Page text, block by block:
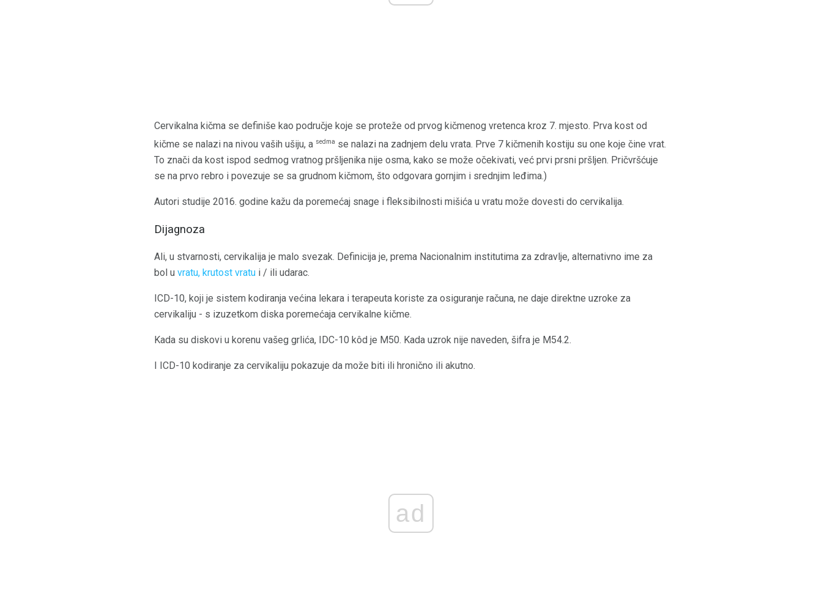
Cervikalna kičma se definiše kao područje koje se proteže od prvog kičmenog vretenca kroz 7. mjesto. Prva kost od
kičme se nalazi na nivou vaših ušiju, a sedma se nalazi na zadnjem delu vrata. Prve 7 kičmenih kostiju su one koje čine vrat.
To znači da kost ispod sedmog vratnog pršljenika nije osma, kako se može očekivati, već prvi prsni pršljen. Pričvršćuje
se na prvo rebro i povezuje se sa grudnom kičmom, što odgovara gornjim i srednjim leđima.)
Autori studije 2016. godine kažu da poremećaj snage i fleksibilnosti mišića u vratu može dovesti do cervikalija.
Dijagnoza
Ali, u stvarnosti, cervikalija je malo svezak. Definicija je, prema Nacionalnim institutima za zdravlje, alternativno ime za
bol u vratu, krutost vratu i / ili udarac.
ICD-10, koji je sistem kodiranja većina lekara i terapeuta koriste za osiguranje računa, ne daje direktne uzroke za
cervikaliju - s izuzetkom diska poremećaja cervikalne kičme.
Kada su diskovi u korenu vašeg grlića, IDC-10 kôd je M50. Kada uzrok nije naveden, šifra je M54.2.
I ICD-10 kodiranje za cervikaliju pokazuje da može biti ili hronično ili akutno.
ad